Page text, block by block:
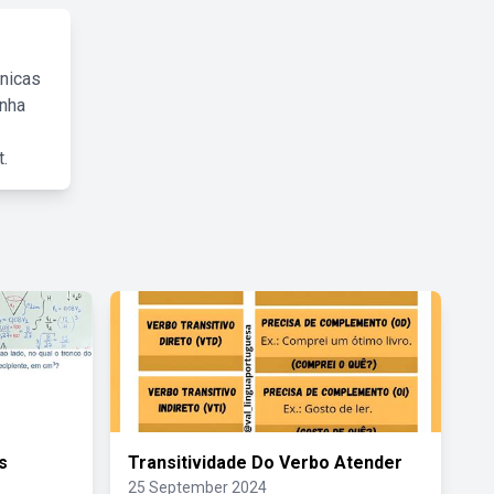
Transitividade Do Verbo Atender
25 September 2024